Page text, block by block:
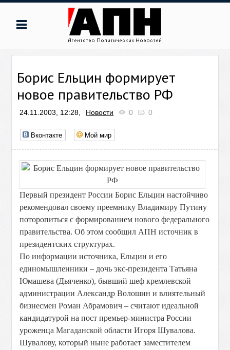
Борис Ельцин формирует
новое правительство РФ
24.11.2003, 12:28, Новости 0 0
Вконтакте Мой мир
Первый президент России Борис Ельцин настойчиво
рекомендовал своему преемнику Владимиру Путину
поторопиться с формированием нового федерального
правительства. Об этом сообщил АПН источник в
президентских структурах.
По информации источника, Ельцин и его
единомышленники – дочь экс-президента Татьяна
Юмашева (Дьяченко), бывший шеф кремлевской
администрации Александр Волошин и влиятельный
бизнесмен Роман Абрамович – считают идеальной
кандидатурой на пост премьер-министра России
уроженца Магаданской области Игоря Шувалова.
Шувалову, который ныне работает заместителем